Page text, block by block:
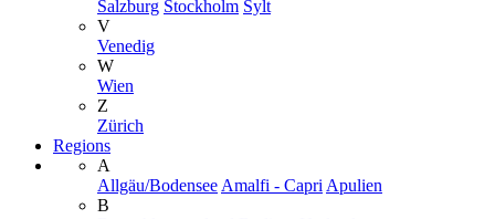
Salzburg Stockholm Sylt
V
Venedig
W
Wien
Z
Zürich
Regions
A
Allgäu/Bodensee Amalfi - Capri Apulien
B